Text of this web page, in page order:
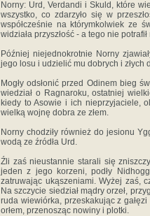
Norny: Urd, Verdandi i Skuld, które
wszystko, co zdarzyło się w
współcześnie na którymkolwiek ze
widziała przyszłość - a tego nie
Później niejednokrotnie Norny
jego losu i udzielić mu dobrych i złych
Mogły odsłonić przed Odinem bieg
wiedział o Ragnaroku, ostatniej
kiedy to Asowie i ich nieprzyjaciele,
wielką wojnę dobra ze złem.
Norny chodziły również do jesionu
wodą ze źródła Urd.
Źli zaś nieustannie starali się
jeden z jego korzeni, podły
zatruwając ukąszeniami. Wyżej zaś,
Na szczycie siedział mądry orzeł,
ruda wiewiórka, przeskakując z
orłem, przenosząc nowiny i plotki.